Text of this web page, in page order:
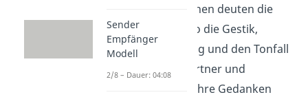
Empathische Menschen deuten die
Körpersprache
– also die Gestik,
Mimik, Körperhaltung und den Tonfall
– ihrer Gesprächspartner und
versetzen sich so in ihre Gedanken
Sender
Empfänger
Modell
2/8 – Dauer: 04:08